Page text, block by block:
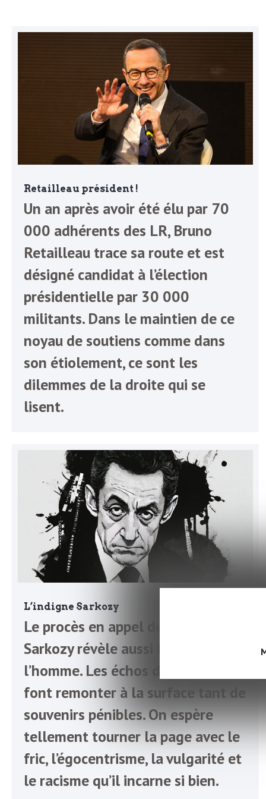
a
L
e
D
e
b
r
i
e
F
r
o
m
U
S
A
L
a
e
e
r
:
L
a
L
e
t
t
r
e
d
a
d
s
Retailleau président !
Un an après avoir été élu par 70
000 adhérents des LR, Bruno
Retailleau trace sa route et est
désigné candidat à l’élection
présidentielle par 30 000
militants. Dans le maintien de ce
noyau de soutiens comme dans
son étiolement, ce sont les
dilemmes de la droite qui se
lisent.
L’indigne Sarkozy
Le procès en appel de Nicolas
Sarkozy révèle aussi l’indignité de
l’homme. Les échos du tribunal
font remonter à la surface tant de
souvenirs pénibles. On espère
tellement tourner la page avec le
fric, l’égocentrisme, la vulgarité et
le racisme qu’il incarne si bien.